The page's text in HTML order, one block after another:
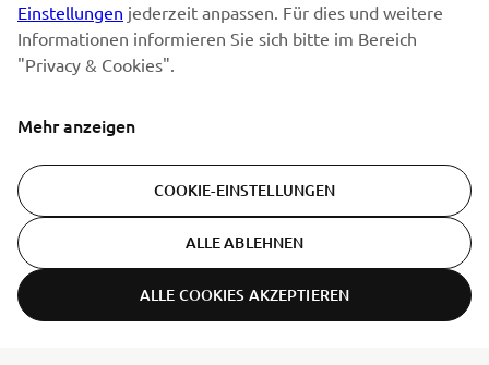
ABONNIEREN
Lesen Sie unsere Datenschutzrichtlinie, um zu erfahren, wie wir
Switzerland (German)
© Copyright - 2026 Yamaha Motor Europe N.V. - All Rights
Reserved
Einstellungen jederzeit anpassen. Für dies und weitere
Informationen informieren Sie sich bitte im Bereich
"Privacy & Cookies".
Mehr anzeigen
COOKIE-EINSTELLUNGEN
ALLE ABLEHNEN
ALLE COOKIES AKZEPTIEREN